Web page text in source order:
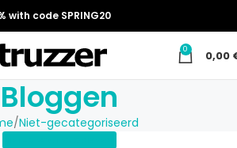
with code SPRING20
0 0,00
Bloggen
Niet-gecategoriseerd